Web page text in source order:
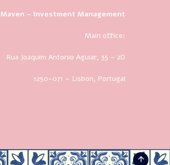
Maven – Investment Management
Main office:
Rua Joaquim Antonio Aguiar, 35 – 2D
1250-071 – Lisbon, Portugal